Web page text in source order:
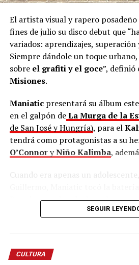
El artista visual y rapero posadeño
fines de julio su disco debut que
variados: aprendizajes, superación
Siempre dándole un toque
sobre el grafiti y el goce”, definió
Misiones.
Maniaticpresentará su álbum
en el galpón deLa Murga de la
de San José y Hungría), para el
tendrá como protagonistas a su
O’ConnoryNiño Kalimba,
Cuando era apenas un
Posadas, una banda de rock
existió entre 2008 y 2012. Por su
en 2009.
En Posadas, “tuve mi primer
SEGUIR
CULTURA